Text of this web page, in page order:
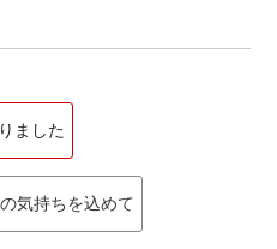
ました
気持ちを込めて